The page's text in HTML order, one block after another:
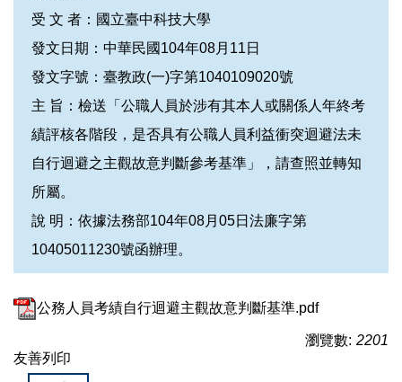
校友服務
章則辦法
會議紀錄
計畫與考核
受 文 者：國立臺中科技大學
發文日期：中華民國104年08月11日
發文字號：臺教政(一)字第1040109020號
主 旨：檢送「公職人員於涉有其本人或關係人年終考
績評核各階段，是否具有公職人員利益衝突迴避法未
自行迴避之主觀故意判斷參考基準」，請查照並轉知
所屬。
說 明：依據法務部104年08月05日法廉字第
10405011230號函辦理。
公務人員考績自行迴避主觀故意判斷基準.pdf
瀏覽數: 2201
友善列印